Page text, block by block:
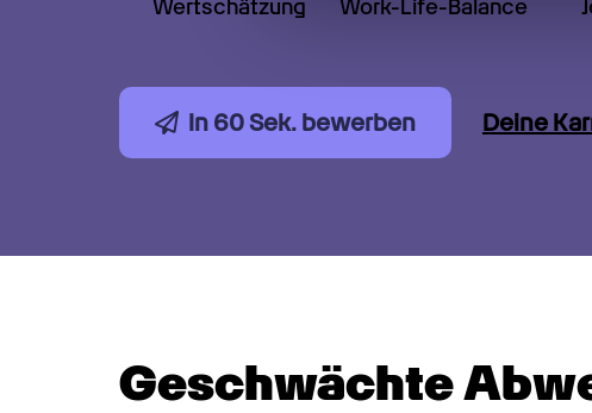
Wertschätzung
Work-Life-Balance
In 60 Sek. bewerben Deine
Geschwächte